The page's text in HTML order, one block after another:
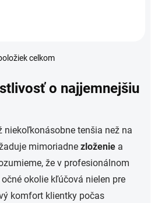
O
l
á
c
i
e
p
r
v
k
celkom
o najjemnejšiu
niekoľkonásobne tenšia než na
mimoriadne zloženie a
že v profesionálnom
okolie kľúčová nielen pre
komfort klientky počas